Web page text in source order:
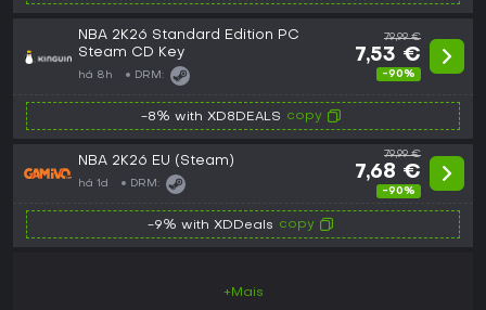
NBA 2K26 Standard Edition PC
Steam CD Key
há 8h DRM:
79,99 €
7,53 €
-90%
-8% with XD8DEALS copy
NBA 2K26 EU (Steam)
há 1d DRM:
79,99 €
7,68 €
-90%
-9% with XDDeals copy
+Mais